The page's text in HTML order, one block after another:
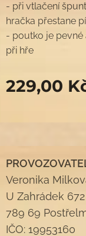
- při vtlačení
hračka přestane
- poutko je pevné
při hře
229,00
Veronika
U Zahrádek 672
789 69
IČO: 19953160